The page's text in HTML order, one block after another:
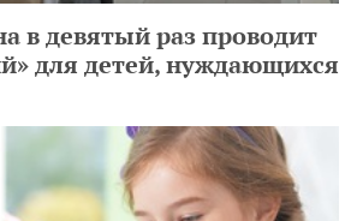
в девятый раз проводит
для детей, нуждающихся